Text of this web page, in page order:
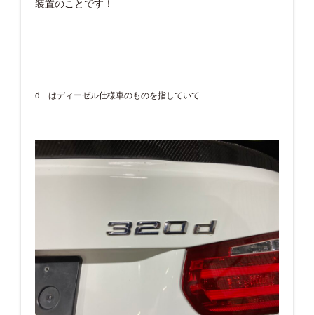
装置のことです！
d はディーゼル仕様車のものを指していて